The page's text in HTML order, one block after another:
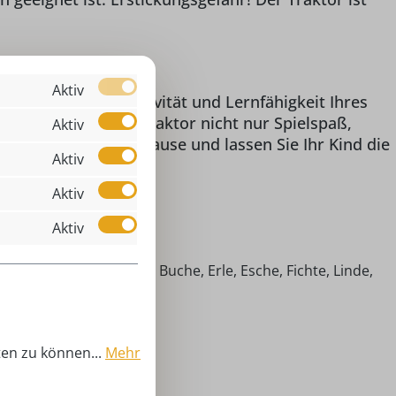
das die Kreativität und Lernfähigkeit Ihres
bringt dieser Traktor nicht nur Spielspaß,
Spielzeug nach Hause und lassen Sie Ihr Kind die
Hölzer (Ahorn, Buche, Erle, Esche, Fichte, Linde,
Jahren
mit Anhänger
Aktiv
Aktiv
Aktiv
Aktiv
Aktiv
zu können... Mehr